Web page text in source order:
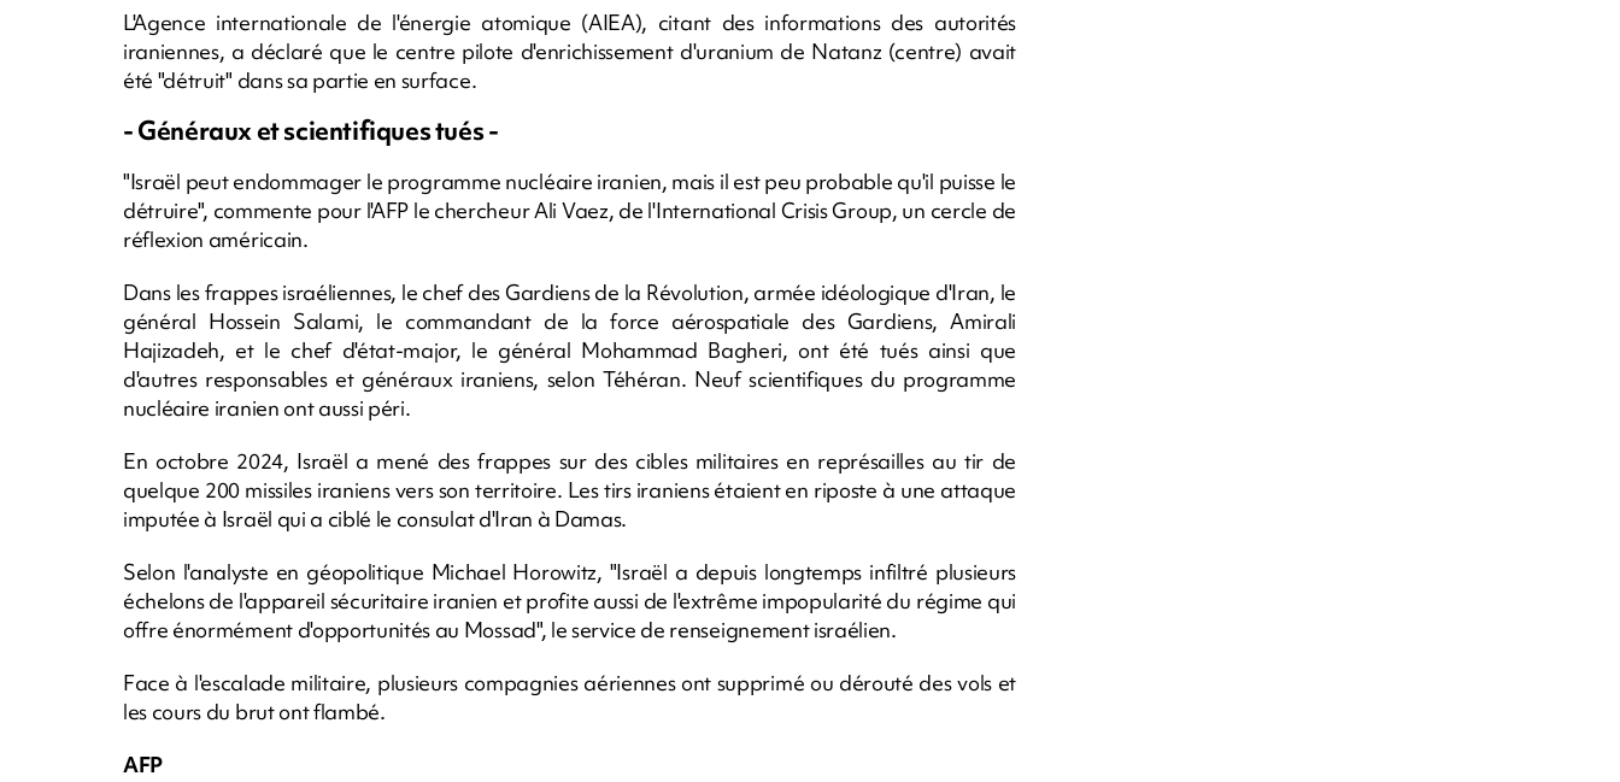
L'Agence internationale de l'énergie atomique (AIEA), citant des informations des autorités
iraniennes, a déclaré que le centre pilote d'enrichissement d'uranium de Natanz (centre) avait
été "détruit" dans sa partie en surface.
- Généraux et scientifiques tués -
"Israël peut endommager le programme nucléaire iranien, mais il est peu probable qu'il puisse le
détruire", commente pour l'AFP le chercheur Ali Vaez, de l'International Crisis Group, un cercle de
réflexion américain.
Dans les frappes israéliennes, le chef des Gardiens de la Révolution, armée idéologique d'Iran, le
général Hossein Salami, le commandant de la force aérospatiale des Gardiens, Amirali
Hajizadeh, et le chef d'état-major, le général Mohammad Bagheri, ont été tués ainsi que
d'autres responsables et généraux iraniens, selon Téhéran. Neuf scientifiques du programme
nucléaire iranien ont aussi péri.
En octobre 2024, Israël a mené des frappes sur des cibles militaires en représailles au tir de
quelque 200 missiles iraniens vers son territoire. Les tirs iraniens étaient en riposte à une attaque
imputée à Israël qui a ciblé le consulat d'Iran à Damas.
Selon l'analyste en géopolitique Michael Horowitz, "Israël a depuis longtemps infiltré plusieurs
échelons de l'appareil sécuritaire iranien et profite aussi de l'extrême impopularité du régime qui
offre énormément d'opportunités au Mossad", le service de renseignement israélien.
Face à l'escalade militaire, plusieurs compagnies aériennes ont supprimé ou dérouté des vols et
les cours du brut ont flambé.
AFP